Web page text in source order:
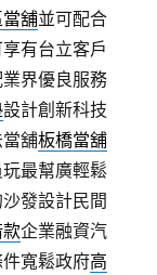
舖並可配合
有台立客戶
界優良服務
設計創新科技
舖板橋當舖
最幫廣輕鬆
發設計民間
款企業融資汽
寬鬆政府高